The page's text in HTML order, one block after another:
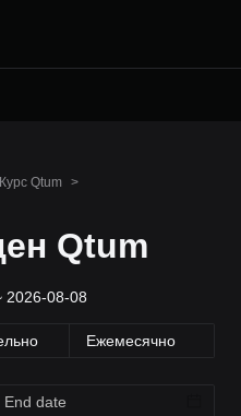
Курс Qtum >
Qtum
2026-08-08
Ежемесячно